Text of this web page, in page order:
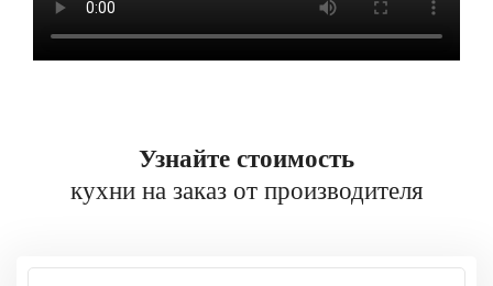
Узнайте стоимость
кухни на заказ от производителя